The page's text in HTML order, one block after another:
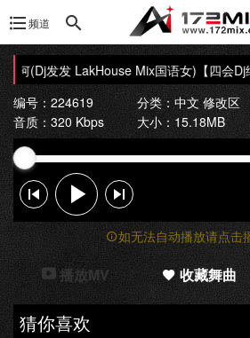
频道
河(Dj发发 LakHouse Mix国语女)【四会Dj
编号：224619
分类：中文 修改区
音质：320 Kbps
大小：15.18MB
如无法自动播放请点击
播放MV 收藏舞曲
猜你喜欢